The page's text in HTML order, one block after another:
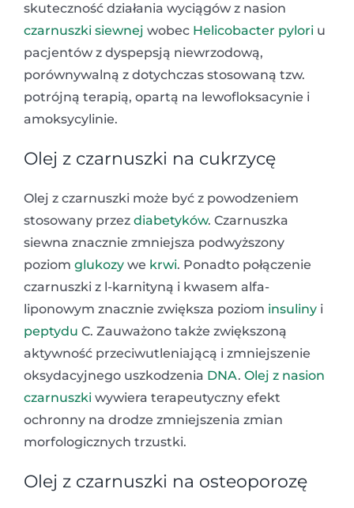
skuteczność działania wyciągów z nasion
czarnuszki siewnej wobec Helicobacter pylori u
pacjentów z dyspepsją niewrzodową,
porównywalną z dotychczas stosowaną tzw.
potrójną terapią, opartą na lewofloksacynie i
amoksycylinie.
Olej z czarnuszki na cukrzycę
Olej z czarnuszki może być z powodzeniem
stosowany przez diabetyków. Czarnuszka
siewna znacznie zmniejsza podwyższony
poziom glukozy we krwi. Ponadto połączenie
czarnuszki z l-karnityną i kwasem alfa-
liponowym znacznie zwiększa poziom insuliny i
peptydu C. Zauważono także zwiększoną
aktywność przeciwutleniającą i zmniejszenie
oksydacyjnego uszkodzenia DNA. Olej z nasion
czarnuszki wywiera terapeutyczny efekt
ochronny na drodze zmniejszenia zmian
morfologicznych trzustki.
Olej z czarnuszki na osteoporozę